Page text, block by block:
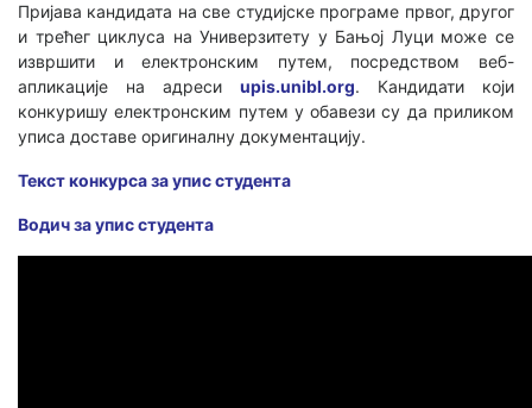
Пријава кандидата на све студијске програме првог, другог
и трећег циклуса на Универзитету у Бањој Луци може се
извршити и електронским путем, посредством веб-
апликације на адреси upis.unibl.org. Кандидати који
конкуришу електронским путем у обавези су да приликом
уписа доставе оригиналну документацију.
Текст конкурса за упис студента
Водич за упис студента